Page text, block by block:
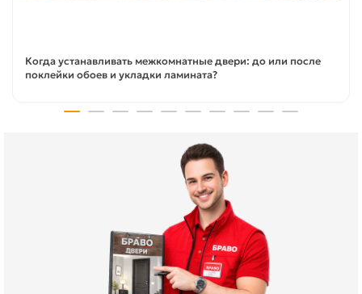
Когда устанавливать межкомнатные двери: до или после
поклейки обоев и укладки ламината?